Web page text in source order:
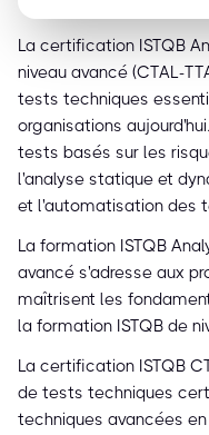
La certification ISTQB
niveau avancé (CTAL-
tests techniques
organisations
tests basés sur les
l'analyse statique et
et l'automatisation des
La formation ISTQB
avancé s'adresse aux
maîtrisent les
la formation ISTQB de
La certification ISTQB
de tests techniques
techniques avancées